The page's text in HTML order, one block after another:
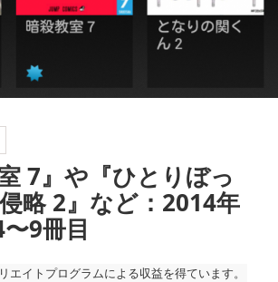
室 7』や『ひとりぼっ
略 2』など：2014年
9冊目
エイトプログラムによる収益を得ています。